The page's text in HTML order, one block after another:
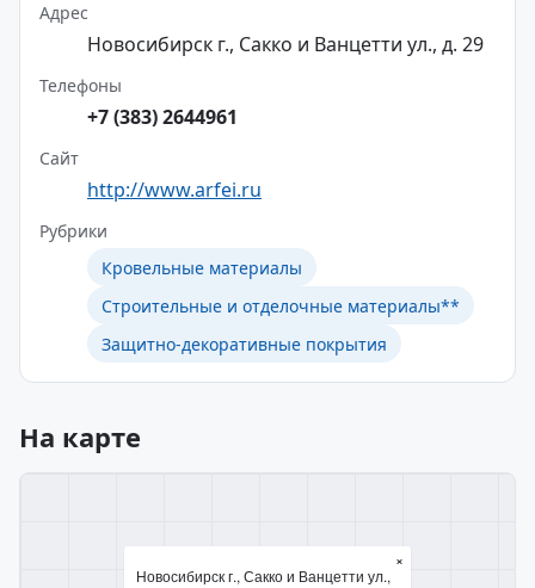
Адрес
Новосибирск г., Сакко и Ванцетти ул., д. 29
Телефоны
+7 (383) 2644961
Сайт
http://www.arfei.ru
Рубрики
Кровельные материалы
Строительные и отделочные материалы**
Защитно-декоративные покрытия
На карте
Новосибирск г., Сакко и Ванцетти ул.,
×